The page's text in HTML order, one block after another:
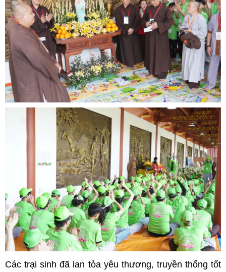
Các trại sinh đã lan tỏa yêu thương, truyền thống tốt